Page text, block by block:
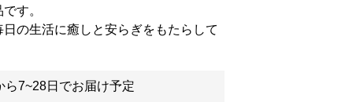
す。
の生活に癒しと安らぎをもたらして
ら7~28日でお届け予定